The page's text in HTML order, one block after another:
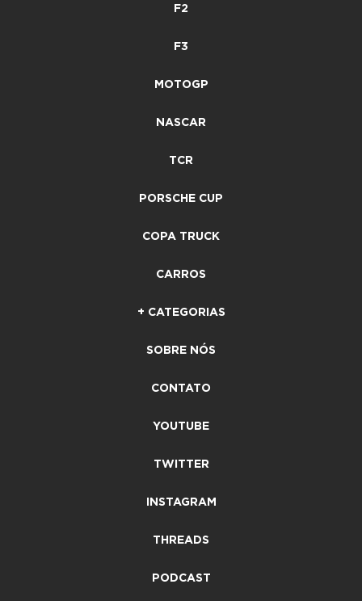
F2
F3
MOTOGP
NASCAR
TCR
PORSCHE CUP
COPA TRUCK
CARROS
+ CATEGORIAS
SOBRE NÓS
CONTATO
YOUTUBE
TWITTER
INSTAGRAM
THREADS
PODCAST